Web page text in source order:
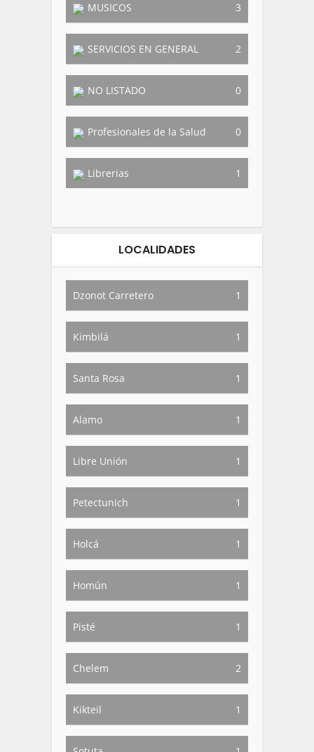
MUSICOS 3
SERVICIOS EN GENERAL 2
NO LISTADO 0
Profesionales de la Salud 0
Librerias 1
LOCALIDADES
Dzonot Carretero 1
Kimbilá 1
Santa Rosa 1
Alamo 1
Libre Unión 1
Petectunich 1
Holcá 1
Homún 1
Pisté 1
Chelem 2
Kikteil 1